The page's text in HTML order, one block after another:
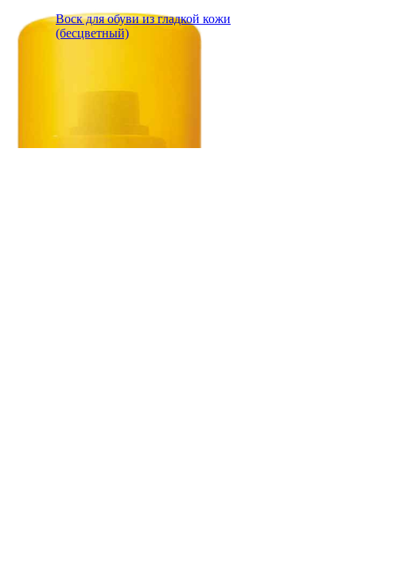
сертификаты и безопасны для использования